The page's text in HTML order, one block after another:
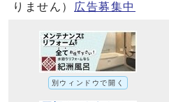
りません）
広告募集中
別ウィンドウで開く